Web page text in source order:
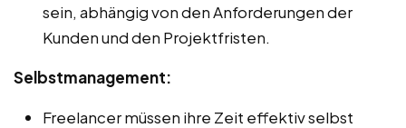
sein, abhängig von den Anforderungen der
Kunden und den Projektfristen.
Selbstmanagement:
Freelancer müssen ihre Zeit effektiv selbst